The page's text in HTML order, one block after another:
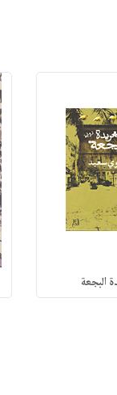
البجعة